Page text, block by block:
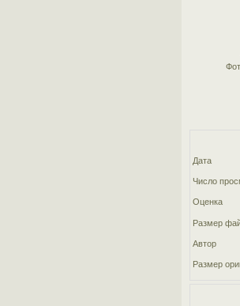
Дата
Число
Оценка
Размер
Автор
Размер